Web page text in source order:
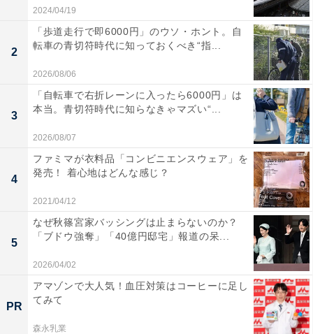
2024/04/19
2
「歩道走行で即6000円」のウソ・ホント。自
転車の青切符時代に知っておくべき“指...
2026/08/06
3
「自転車で右折レーンに入ったら6000円」は
本当。青切符時代に知らなきゃマズい“...
2026/08/07
4
ファミマが衣料品「コンビニエンスウェア」を
発売！ 着心地はどんな感じ？
2021/04/12
5
なぜ秋篠宮家バッシングは止まらないのか？
「ブドウ強奪」「40億円邸宅」報道の呆...
2026/04/02
PR
アマゾンで大人気！血圧対策はコーヒーに足し
てみて
森永乳業